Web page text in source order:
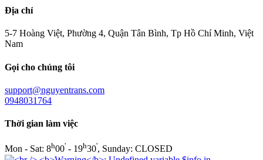
Địa chỉ
5-7 Hoàng Việt, Phường 4, Quận Tân Bình, Tp Hồ Chí Minh, Việt
Nam
Gọi cho chúng tôi
support@nguyentrans.com
0948031764
Thời gian làm việc
Mon - Sat: 8h00' - 19h30', Sunday: CLOSED